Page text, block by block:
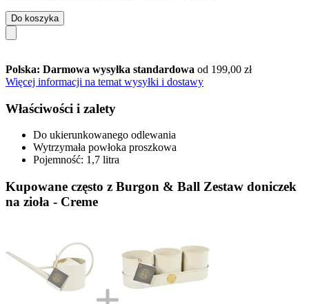
Do koszyka
Polska: Darmowa wysyłka standardowa od 199,00 zł
Więcej informacji na temat wysyłki i dostawy
Właściwości i zalety
Do ukierunkowanego odlewania
Wytrzymała powłoka proszkowa
Pojemność: 1,7 litra
Kupowane często z Burgon & Ball Zestaw doniczek
na zioła - Creme